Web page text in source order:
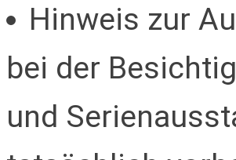
Hinweis zur
bei der
und